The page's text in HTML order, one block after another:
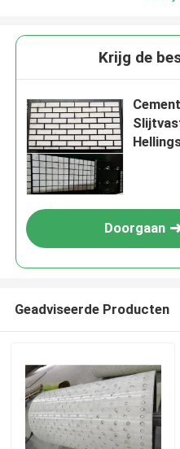
Krijg de
Doorgaan
Geadviseerde Producten